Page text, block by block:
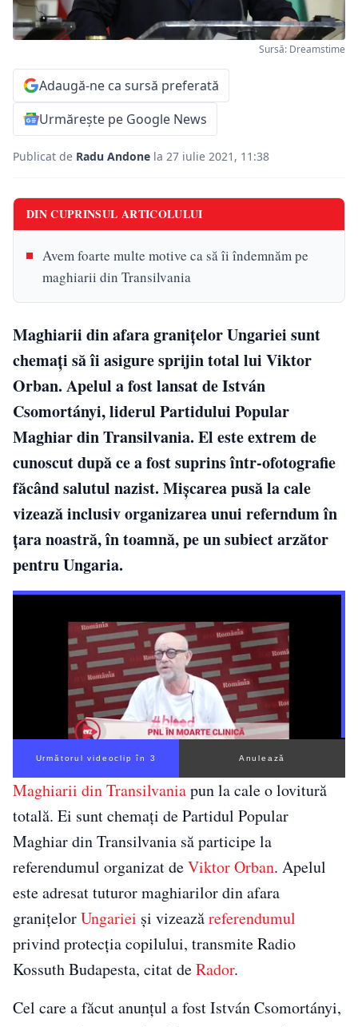
Sursă: Dreamstime
Adaugă-ne ca sursă preferată
Urmărește pe Google News
Publicat de Radu Andone la 27 iulie 2021, 11:38
DIN CUPRINSUL ARTICOLULUI
Avem foarte multe motive ca să îi îndemnăm pe
maghiarii din Transilvania
Maghiarii din afara graniţelor Ungariei sunt
chemați să îi asigure sprijin total lui Viktor
Orban. Apelul a fost lansat de István
Csomortányi, liderul Partidului Popular
Maghiar din Transilvania. El este extrem de
cunoscut după ce a fost suprins într-ofotografie
făcând salutul nazist. Mișcarea pusă la cale
vizează inclusiv organizarea unui referndum în
țara noastră, în toamnă, pe un subiect arzător
pentru Ungaria.
Următorul videoclip în 3 Anulează
Maghiarii din Transilvaniapun la cale o lovitură
totală. Ei sunt chemați de Partidul Popular
Maghiar din Transilvania să participe la
referendumul organizat deViktor Orban. Apelul
este adresat tuturor maghiarilor din afara
graniţelorUngariei și vizeazăreferendumul
privind protecţia copilului, transmite Radio
Kossuth Budapesta, citat deRador.
Cel care a făcut anunțul a fost István Csomortányi,